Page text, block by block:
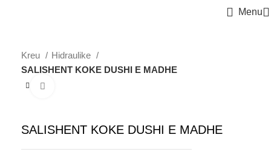
Menu
Kreu
Hidraulike
SALISHENT KOKE DUSHI E MADHE
SALISHENT KOKE DUSHI E MADHE